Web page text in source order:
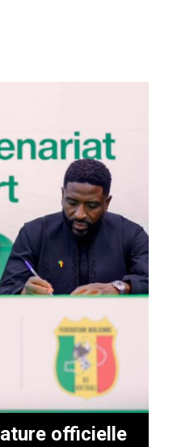
officielle